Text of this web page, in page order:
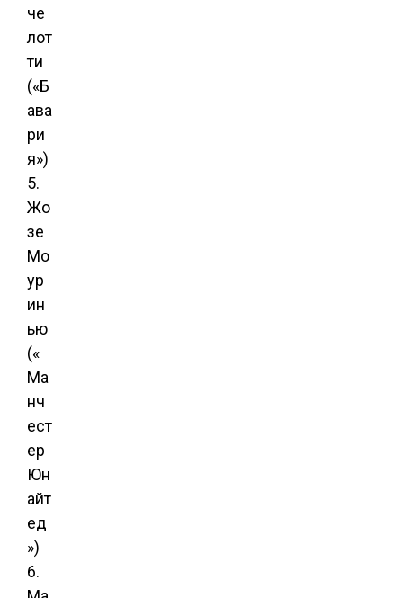
че
лот
ти
(«Б
ава
ри
я»)
5.
Жо
зе
Мо
ур
ин
ью
(«
Ма
нч
ест
ер
Юн
айт
ед
»)
6.